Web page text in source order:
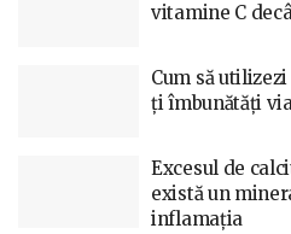
vitamine C
Cum să
ți îmbunătăți
Excesul de
există un
inflamația